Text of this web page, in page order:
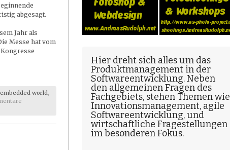
abgesagt.
Jahr als
Messe hat vom
Kongresse
embedded world,
Hier dreht sich alles um das
Produktmanagement in der
Softwareentwicklung. Neben
den allgemeinen Fragen des
Fachgebiets, stehen Themen wie
Innovationsmanagement, agile
Softwareentwicklung, und
wirtschaftliche Fragestellungen
im besonderen Fokus.